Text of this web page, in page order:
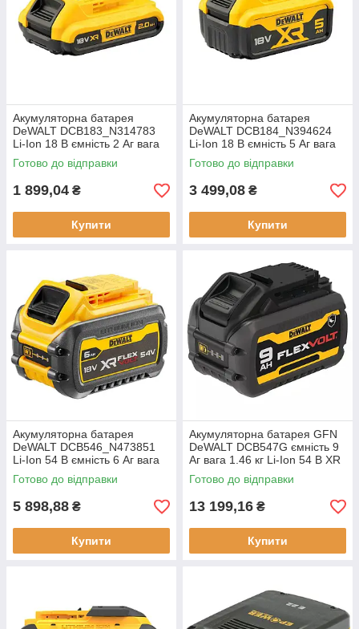
Акумуляторна батарея
DeWALT DCB183_N314783
Li-Ion 18 В ємність 2 Aг вага
0.4 кг технологія XR Li-Ion
Готово до відправки
1 899,04 ₴
Купити
Акумуляторна батарея
DeWALT DCB184_N394624
Li-Ion 18 В ємність 5 Aг вага
0.65 кг тип Li-Ion час зарядки
50 хв
Готово до відправки
3 499,08 ₴
Купити
Акумуляторна батарея
DeWALT DCB546_N473851
Li-Ion 54 В ємність 6 Aг вага
1.06 кг захисна кришка для
зберігання
Готово до відправки
5 898,88 ₴
Купити
Акумуляторна батарея GFN
DeWALT DCB547G ємність 9
Aг вага 1.46 кг Li-Ion 54 В XR
FLEXVOLT 75 хв зарядка
Готово до відправки
13 199,16 ₴
Купити